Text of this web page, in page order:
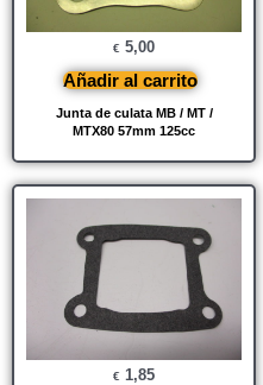
Junta de culata MB / MT /
MTX80 57mm 125cc
€ 5,00
Añadir al carrito
€ 1,85